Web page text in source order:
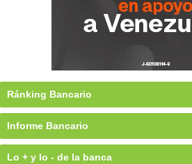
Ránking Bancario
Informe Bancario
Lo + y lo - de la banca